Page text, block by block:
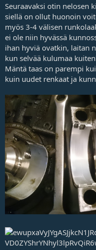
Seuraavaksi otin nelosen
siellä on ollut huonoin
myös 3-4 välisen
ei ole niin hyvässä
ihan hyviä ovatkin, laitan
kun selvää kulumaa
Mäntä taas on parempi
kuin uudet renkaat ja